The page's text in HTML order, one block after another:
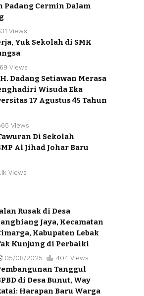
Padang Cermin Dalam
Views
Yuk Sekolah di SMK
Views
Dadang Setiawan Merasa
Wisuda Eka
17 Agustus 45 Tahun
Views
Di Sekolah
Al Jihad Johar Baru
Views
Rusak di Desa
Jaya, Kecamatan
Kabupaten Lebak
Kunjung di Perbaiki
05/08/2025 404 Views
Tanggul
di Desa Bunut, Way
Harapan Baru Warga